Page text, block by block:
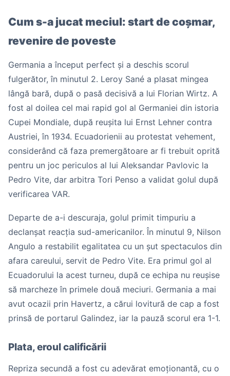
Cum s-a jucat meciul: start de coșmar,
revenire de poveste
Germania a început perfect și a deschis scorul
fulgerător, în minutul 2. Leroy Sané a plasat mingea
lângă bară, după o pasă decisivă a lui Florian Wirtz. A
fost al doilea cel mai rapid gol al Germaniei din istoria
Cupei Mondiale, după reușita lui Ernst Lehner contra
Austriei, în 1934. Ecuadorienii au protestat vehement,
considerând că faza premergătoare ar fi trebuit oprită
pentru un joc periculos al lui Aleksandar Pavlovic la
Pedro Vite, dar arbitra Tori Penso a validat golul după
verificarea VAR.
Departe de a-i descuraja, golul primit timpuriu a
declanșat reacția sud-americanilor. În minutul 9, Nilson
Angulo a restabilit egalitatea cu un șut spectaculos din
afara careului, servit de Pedro Vite. Era primul gol al
Ecuadorului la acest turneu, după ce echipa nu reușise
să marcheze în primele două meciuri. Germania a mai
avut ocazii prin Havertz, a cărui lovitură de cap a fost
prinsă de portarul Galindez, iar la pauză scorul era 1-1.
Plata, eroul calificării
Repriza secundă a fost cu adevărat emoționantă, cu o